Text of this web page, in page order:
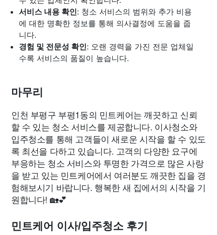
서비스 내용 확인: 청소 서비스의 범위와 추가 비용
에 대한 명확한 정보를 통해 의사결정에 도움을 줍
니다.
경험 및 전문성 확인: 오랜 경력을 가진 전문 업체일
수록 서비스의 품질이 높습니다.
마무리
인천 부평구 부평1동의 민트케어는 깨끗하고 신뢰
할 수 있는 청소 서비스를 제공합니다. 이사청소와
입주청소를 통해 고객들이 새로운 시작을 할 수 있도
록 최선을 다하고 있습니다. 고객의 다양한 요구에
부응하는 청소 서비스와 투명한 가격으로 많은 사랑
을 받고 있는 민트케어에서 여러분도 깨끗한 집을 경
험해보시기 바랍니다. 행복한 새 집에서의 시작을 기
원합니다! 🏡💕
민트케어 이사/입주청소 후기